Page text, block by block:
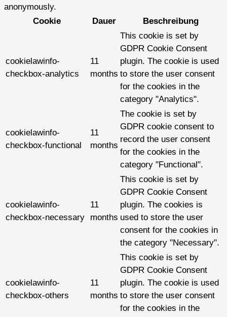
anonymously.
Cookie
Dauer Beschreibung
cookielawinfo-
checkbox-analytics
11
months
This cookie is set by
GDPR Cookie Consent
plugin. The cookie is used
to store the user consent
for the cookies in the
category "Analytics".
cookielawinfo-
checkbox-functional
11
months
The cookie is set by
GDPR cookie consent to
record the user consent
for the cookies in the
category "Functional".
cookielawinfo-
checkbox-necessary
11
months
This cookie is set by
GDPR Cookie Consent
plugin. The cookies is
used to store the user
consent for the cookies in
the category "Necessary".
cookielawinfo-
checkbox-others
11
months
This cookie is set by
GDPR Cookie Consent
plugin. The cookie is used
to store the user consent
for the cookies in the